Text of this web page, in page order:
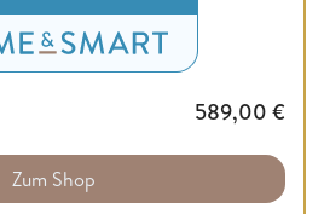
589,00 €
Zum Shop